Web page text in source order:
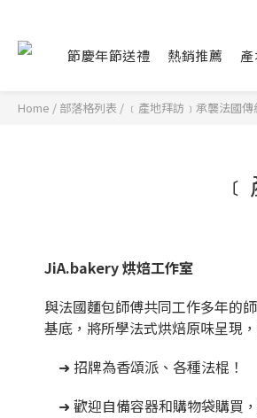
節慶年節送禮 熱銷推薦
Home / 部落格列表 / ﹝產地拜訪﹞承襲法國
JiA.bakery 烘焙工作室
與法國麵包師傅共同工作多年的
基底，將所學法式烘焙原味呈現
➜ 招牌為香頌派、各種法棍！
➜ 歡迎自備容器和購物袋購買